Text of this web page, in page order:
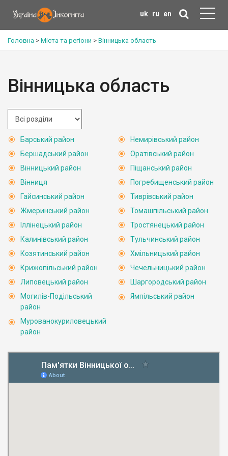
uk ru en
Головна > Міста та регіони > Вінницька область
Вінницька область
Барський район
Бершадський район
Вінницький район
Вінниця
Гайсинський район
Жмеринський район
Іллінецький район
Калинівський район
Козятинський район
Крижопільський район
Липовецький район
Могилів-Подільський
район
Мурованокуриловецький
район
Немирівський район
Оратівський район
Піщанський район
Погребищенський район
Тиврівський район
Томашпільський район
Тростянецький район
Тульчинський район
Хмільницький район
Чечельницький район
Шаргородський район
Ямпільський район